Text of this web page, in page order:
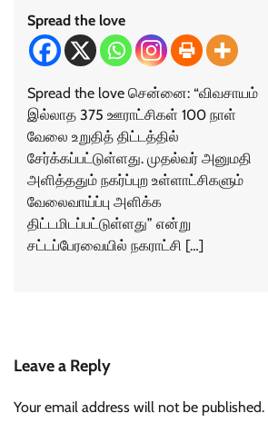
Spread the love
Spread the love சென்னை: “விவசாயம்
இல்லாத 375 ஊராட்சிகள் 100 நாள்
வேலை உறுதித் திட்டத்தில்
சேர்க்கப்பட்டுள்ளது. முதல்வர் அனுமதி
அளித்ததும் நகர்ப்புற உள்ளாட்சிகளும்
வேலைவாய்ப்பு அளிக்க
திட்டமிடப்பட்டுள்ளது” என்று
சட்டப்பேரவையில் நகராட்சி […]
Leave a Reply
Your email address will not be published.